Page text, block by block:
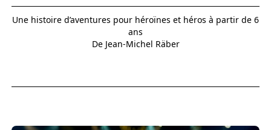
Une histoire d’aventures pour héroïnes et héros à partir de 6
ans
De Jean-Michel Räber